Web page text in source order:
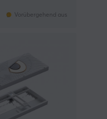
Vorübergehend aus